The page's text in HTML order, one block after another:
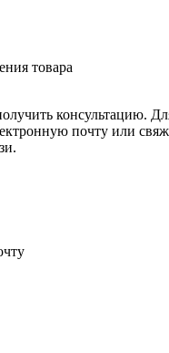
товара
консультацию.
почту или